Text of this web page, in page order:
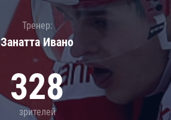
Тренер:
Занатта Иванo
328
зрителей